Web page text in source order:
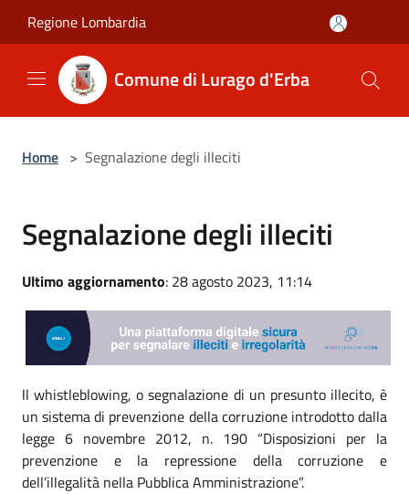
Regione Lombardia
Comune di Lurago d'Erba
Home > Segnalazione degli illeciti
Segnalazione degli illeciti
Ultimo aggiornamento: 28 agosto 2023, 11:14
ll whistleblowing, o segnalazione di un presunto illecito, è
un sistema di prevenzione della corruzione introdotto dalla
legge 6 novembre 2012, n. 190 “Disposizioni per la
prevenzione e la repressione della corruzione e
dell’illegalità nella Pubblica Amministrazione”.